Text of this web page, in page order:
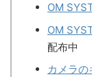
OM
OM
配布中
カメラ